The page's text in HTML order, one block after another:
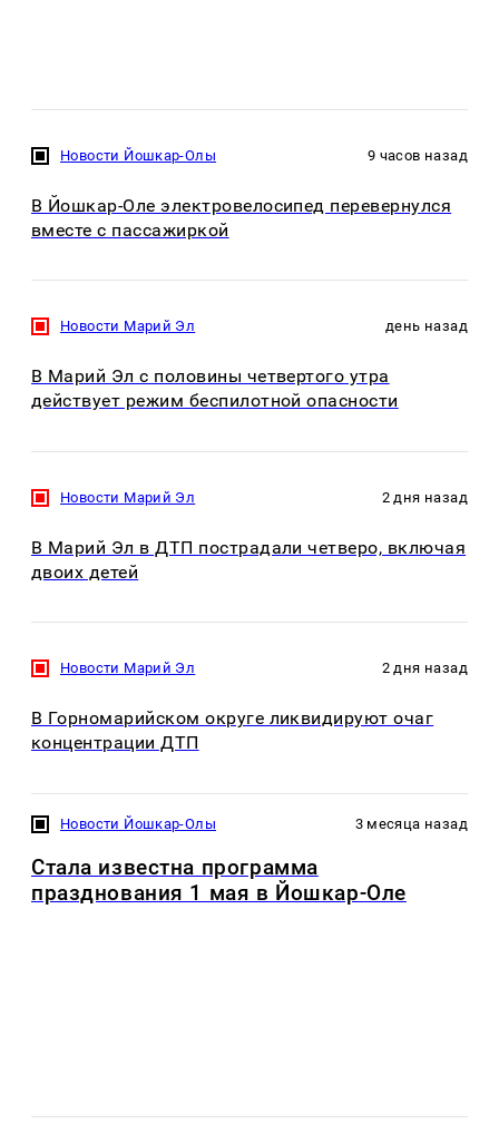
Новости Йошкар-Олы 9 часов назад
В Йошкар-Оле электровелосипед перевернулся
вместе с пассажиркой
Новости Марий Эл день назад
В Марий Эл с половины четвертого утра
действует режим беспилотной опасности
Новости Марий Эл 2 дня назад
В Марий Эл в ДТП пострадали четверо, включая
двоих детей
Новости Марий Эл 2 дня назад
В Горномарийском округе ликвидируют очаг
концентрации ДТП
Новости Йошкар-Олы 3 месяца назад
Стала известна программа
празднования 1 мая в Йошкар-Оле